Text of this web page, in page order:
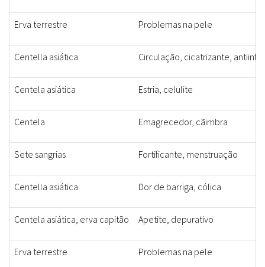
Erva terrestre Problemas na pele
Centella asiática Circulação, cicatrizante,
Centela asiática Estria, celulite
Centela Emagrecedor, cãimbra
Sete sangrias Fortificante, menstruação
Centella asiática Dor de barriga, cólica
Centela asiática, erva capitão Apetite, depurativo
Erva terrestre Problemas na pele